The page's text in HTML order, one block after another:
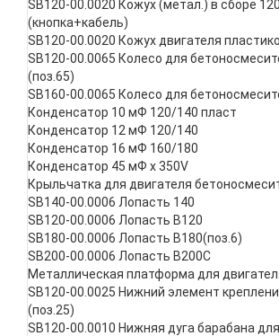
SB120-00.0020 Кожух (метал.) в сборе
(кнопка+кабель)
SB120-00.0020 Кожух двигателя
SB120-00.0065 Колесо для
(поз.65)
SB160-00.0065 Колесо для
Конденсатор 10 мФ 120/140 пласт
Конденсатор 12 мФ 120/140
Конденсатор 16 мФ 160/180
Конденсатор 45 мФ х 350V
Крыльчатка для двигателя
SB140-00.0006 Лопасть 140
SB120-00.0006 Лопасть В120
SB180-00.0006 Лопасть В180(поз.6)
SB200-00.0006 Лопасть В200С
Металлическая платформа для
SB120-00.0025 Нижний элемент
(поз.25)
SB120-00.0010 Нижняя дуга барабана